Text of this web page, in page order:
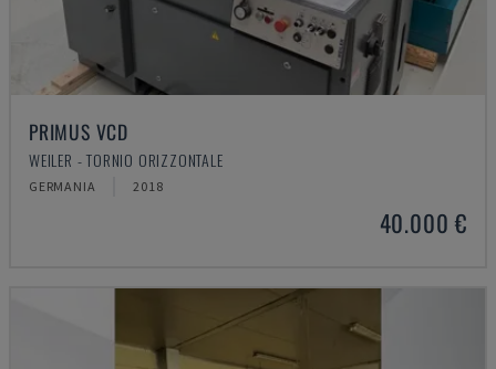
PRIMUS VCD
WEILER - TORNIO ORIZZONTALE
GERMANIA 2018
40.000 €